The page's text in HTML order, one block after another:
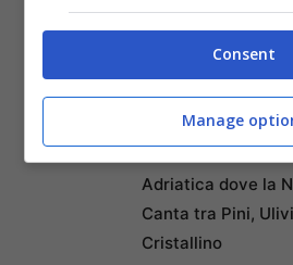
Articoli recenti
Puentedey: Il
Pietra Sospeso sul
nel Nord della
Adriatica dove la
Canta tra Pini,
Cristallino
Consent
Manage